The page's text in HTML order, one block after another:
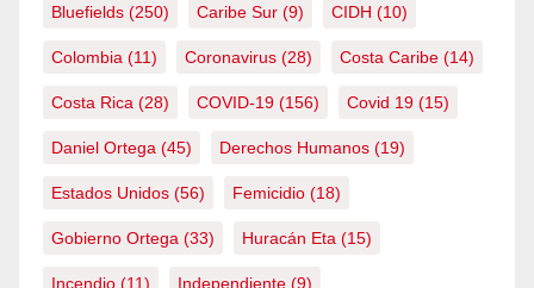
Bluefields (250) Caribe Sur (9) CIDH (10)
Colombia (11) Coronavirus (28) Costa Caribe (14)
Costa Rica (28) COVID-19 (156) Covid 19 (15)
Daniel Ortega (45) Derechos Humanos (19)
Estados Unidos (56) Femicidio (18)
Gobierno Ortega (33) Huracán Eta (15)
Incendio (11) Independiente (9)